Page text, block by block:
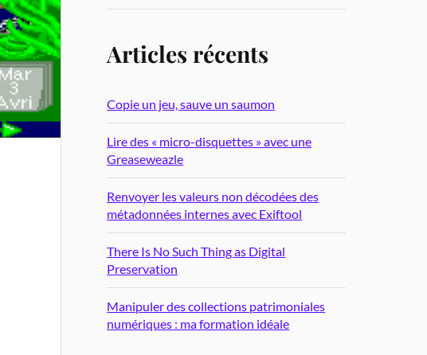
Articles récents
Copie un jeu, sauve un saumon
Lire des « micro-disquettes » avec une
Greaseweazle
Renvoyer les valeurs non décodées des
métadonnées internes avec Exiftool
There Is No Such Thing as Digital
Preservation
Manipuler des collections patrimoniales
numériques : ma formation idéale